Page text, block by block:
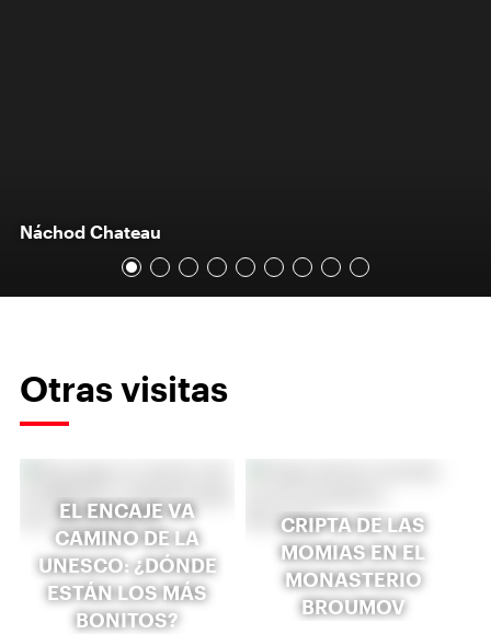
Náchod Chateau
Otras visitas
EL ENCAJE VA
CAMINO DE LA
UNESCO: ¿DÓNDE
ESTÁN LOS MÁS
BONITOS?
CRIPTA DE LAS
MOMIAS EN EL
MONASTERIO
BROUMOV